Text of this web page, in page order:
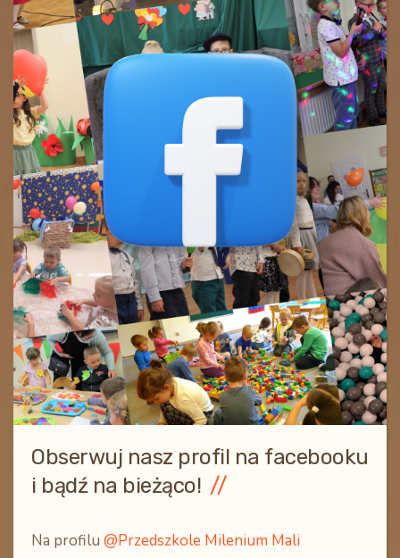
Obserwuj nasz profil na facebooku
i bądź na bieżąco!
Na profilu @Przedszkole Milenium Mali